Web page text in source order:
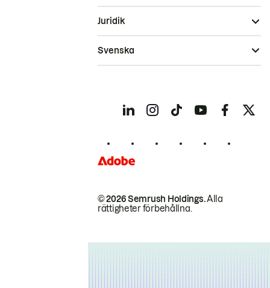
© 2026 Semrush Holdings.Alla
rättigheter förbehållna.
Juridik
Svenska